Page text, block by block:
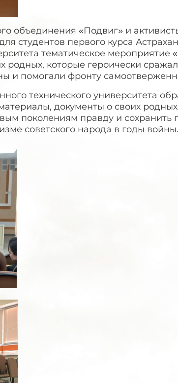
объединения «Подвиг» и
студентов первого курса
тематическое мероприятие
родных, которые героически
и помогали фронту
технического университета
документы о своих родных
поколениям правду и сохранить
советского народа в годы войны.